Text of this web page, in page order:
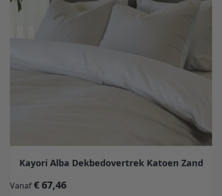
Kayori Alba Dekbedovertrek Katoen Zand
Vanaf€ 67,46